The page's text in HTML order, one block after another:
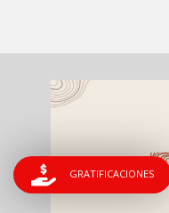
GRATIFICACIONES